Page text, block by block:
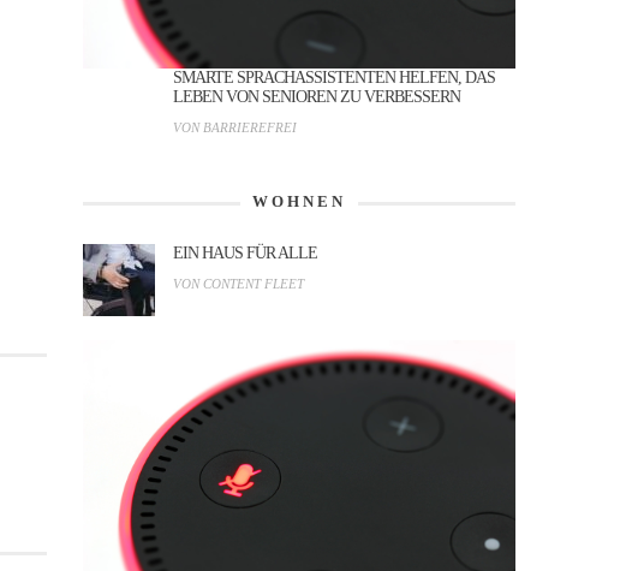
SMARTE SPRACHASSISTENTEN HELFEN, DAS
LEBEN VON SENIOREN ZU VERBESSERN
VON BARRIEREFREI
WOHNEN
EIN HAUS FÜR ALLE
VON CONTENT FLEET